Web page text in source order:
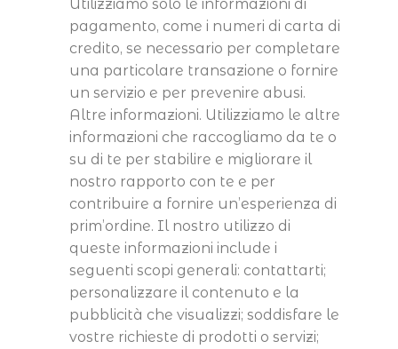
Utilizziamo solo le informazioni di
pagamento, come i numeri di carta di
credito, se necessario per completare
una particolare transazione o fornire
un servizio e per prevenire abusi.
Altre informazioni. Utilizziamo le altre
informazioni che raccogliamo da te o
su di te per stabilire e migliorare il
nostro rapporto con te e per
contribuire a fornire un’esperienza di
prim’ordine. Il nostro utilizzo di
queste informazioni include i
seguenti scopi generali: contattarti;
personalizzare il contenuto e la
pubblicità che visualizzi; soddisfare le
vostre richieste di prodotti o servizi;